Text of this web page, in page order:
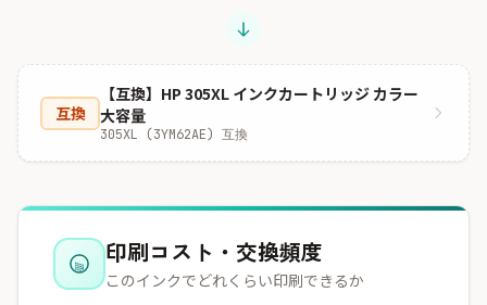
互換
【互換】HP 305XL インクカートリッジ カラー
大容量
305XL (3YM62AE) 互換
印刷コスト・交換頻度
このインクでどれくらい印刷できるか